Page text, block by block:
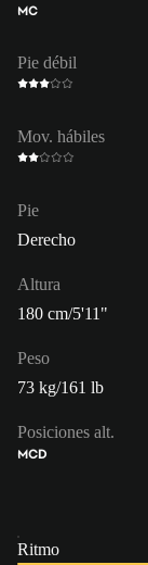
MC
Pie débil
Mov. hábiles
Pie
Derecho
Altura
180 cm/5'11"
Peso
73 kg/161 lb
Posiciones alt.
MCD
Ritmo